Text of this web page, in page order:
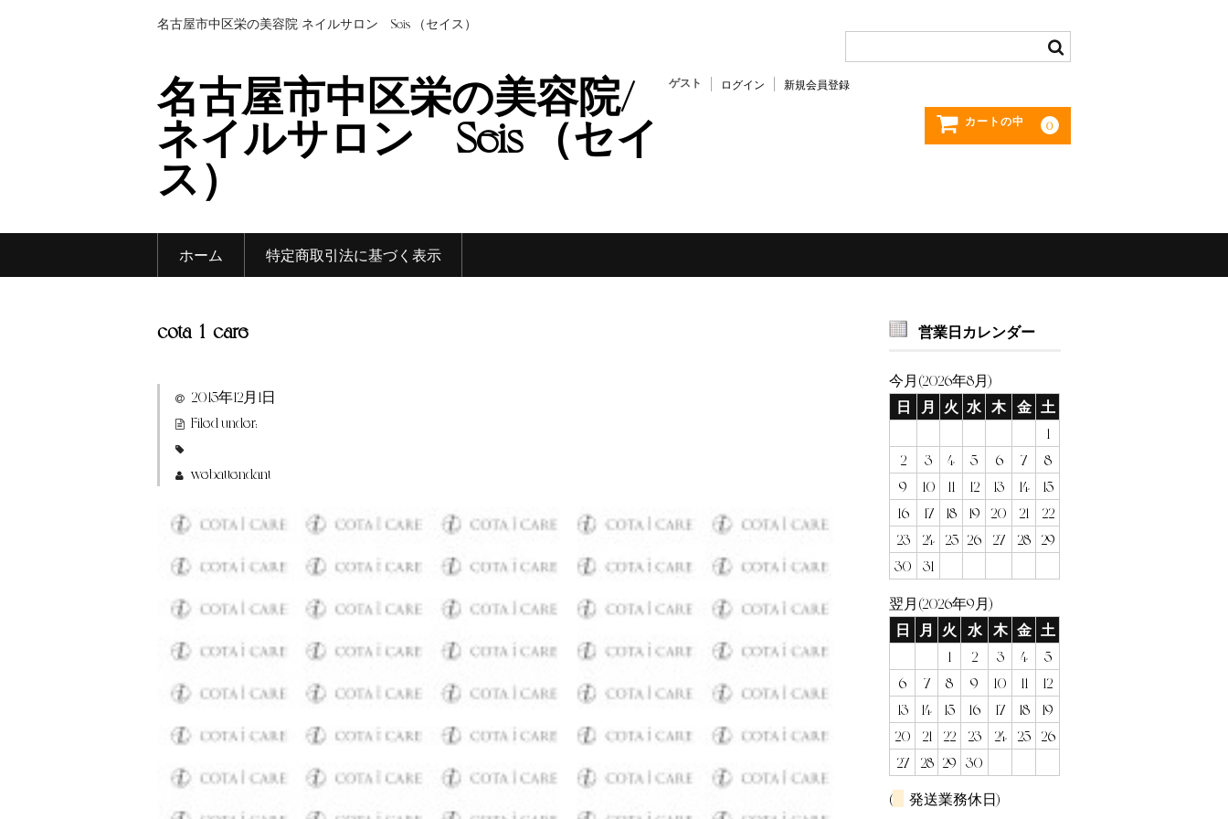
名古屋市中区栄の美容院/ネイルサロン Seis （セイス）
名古屋市中区栄の美容院/
ネイルサロン Seis （セイ
ス）
ゲスト ログイン 新規会員登録
カートの中 0
ホーム 特定商取引法に基づく表示
cota_1_care
2015年12月1日
Filed under:
webattendant
営業日カレンダー
今月(2026年8月)
日
月 火 水 木 金 土
1
2
3 4 5 6 7
8
9
10 11 12 13 14
15
16
17 18 19 20 21
22
23
24 25 26 27 28
29
30
31
翌月(2026年9月)
日
月 火 水 木 金 土
1
2 3 4
5
6
7 8 9 10 11
12
13
14 15 16 17 18
19
20
21 22 23 24 25
26
27
28 29 30
( 発送業務休日)